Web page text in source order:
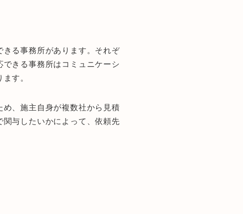
る事務所があります。それぞ
きる事務所はコミュニケーシ
す。
、施主自身が複数社から見積
与したいかによって、依頼先